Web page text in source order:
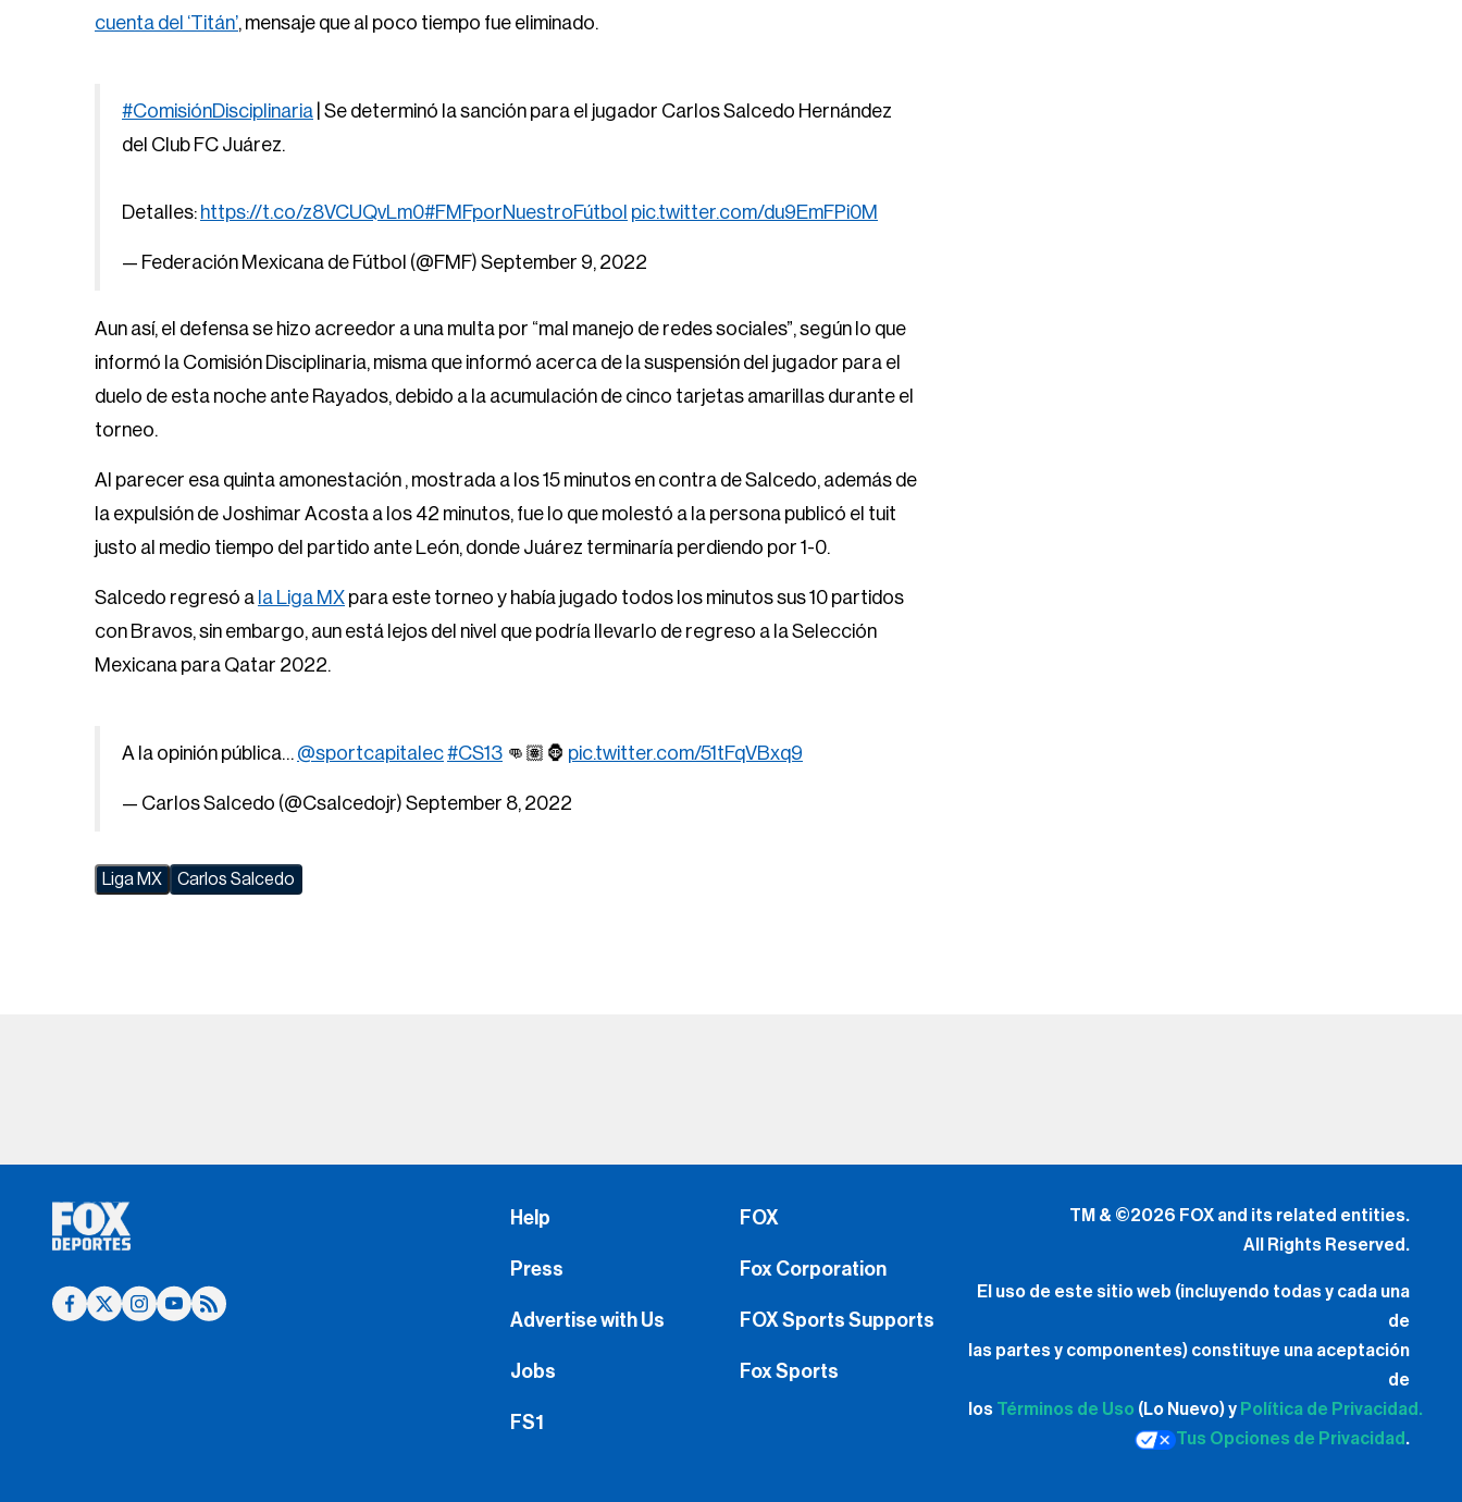
cuenta del ‘Titán’, mensaje que al poco tiempo fue eliminado.
#ComisiónDisciplinaria | Se determinó la sanción para el jugador Carlos Salcedo Hernández
del Club FC Juárez.
Detalles: https://t.co/z8VCUQvLm0#FMFporNuestroFútbol pic.twitter.com/du9EmFPi0M
— Federación Mexicana de Fútbol (@FMF) September 9, 2022
Aun así, el defensa se hizo acreedor a una multa por “mal manejo de redes sociales”, según lo que
informó la Comisión Disciplinaria, misma que informó acerca de la suspensión del jugador para el
duelo de esta noche ante Rayados, debido a la acumulación de cinco tarjetas amarillas durante el
torneo.
Al parecer esa quinta amonestación , mostrada a los 15 minutos en contra de Salcedo, además de
la expulsión de Joshimar Acosta a los 42 minutos, fue lo que molestó a la persona publicó el tuit
justo al medio tiempo del partido ante León, donde Juárez terminaría perdiendo por 1-0.
Salcedo regresó a la Liga MX para este torneo y había jugado todos los minutos sus 10 partidos
con Bravos, sin embargo, aun está lejos del nivel que podría llevarlo de regreso a la Selección
Mexicana para Qatar 2022.
A la opinión pública… @sportcapitalec#CS13 👊🏽🦍 pic.twitter.com/51tFqVBxq9
— Carlos Salcedo (@Csalcedojr) September 8, 2022
Liga MX Carlos Salcedo
Help
Press
Advertise with Us
Jobs
FS1
FOX
Fox Corporation
FOX Sports Supports
Fox Sports
TM & ©2026 FOX and its related entities.
All Rights Reserved.
El uso de este sitio web (incluyendo todas y cada una
de
las partes y componentes) constituye una aceptación
de
los Términos de Uso (Lo Nuevo) y Política de Privacidad.
Tus Opciones de Privacidad .